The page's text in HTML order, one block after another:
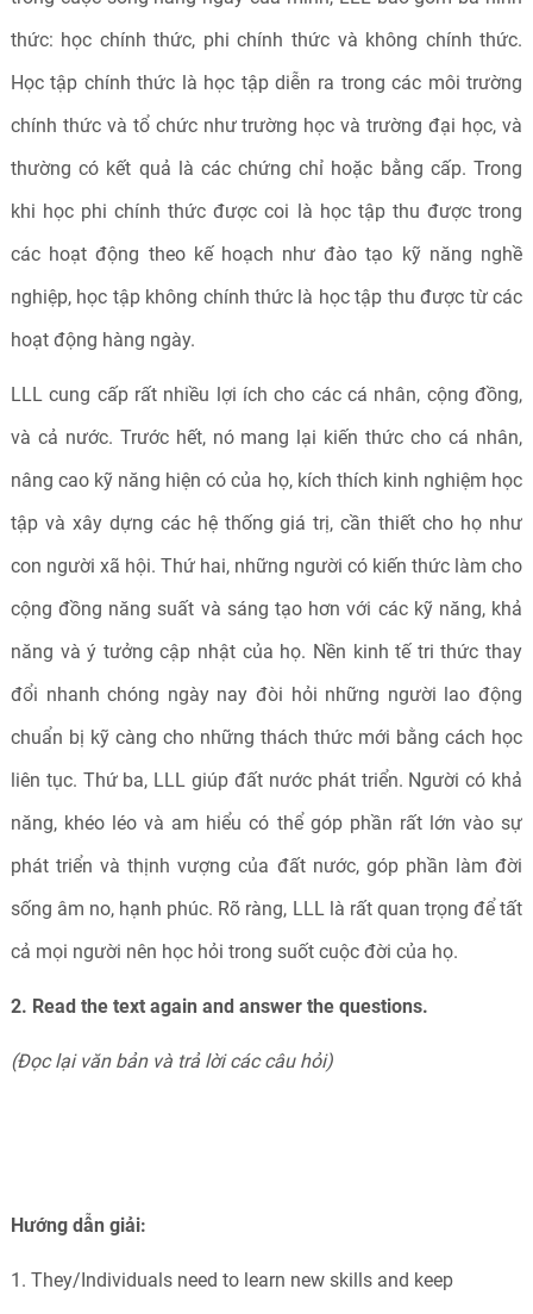
thức: học chính thức, phi chính thức và không chính thức.
Học tập chính thức là học tập diễn ra trong các môi trường
chính thức và tổ chức như trường học và trường đại học, và
thường có kết quả là các chứng chỉ hoặc bằng cấp. Trong
khi học phi chính thức được coi là học tập thu được trong
các hoạt động theo kế hoạch như đào tạo kỹ năng nghề
nghiệp, học tập không chính thức là học tập thu được từ các
hoạt động hàng ngày.
LLL cung cấp rất nhiều lợi ích cho các cá nhân, cộng đồng,
và cả nước. Trước hết, nó mang lại kiến thức cho cá nhân,
nâng cao kỹ năng hiện có của họ, kích thích kinh nghiệm học
tập và xây dựng các hệ thống giá trị, cần thiết cho họ như
con người xã hội. Thứ hai, những người có kiến thức làm cho
cộng đồng năng suất và sáng tạo hơn với các kỹ năng, khả
năng và ý tưởng cập nhật của họ. Nền kinh tế tri thức thay
đổi nhanh chóng ngày nay đòi hỏi những người lao động
chuẩn bị kỹ càng cho những thách thức mới bằng cách học
liên tục. Thứ ba, LLL giúp đất nước phát triển. Người có khả
năng, khéo léo và am hiểu có thể góp phần rất lớn vào sự
phát triển và thịnh vượng của đất nước, góp phần làm đời
sống âm no, hạnh phúc. Rõ ràng, LLL là rất quan trọng để tất
cả mọi người nên học hỏi trong suốt cuộc đời của họ.
2. Read the text again and answer the questions.
(Đọc lại văn bản và trả lời các câu hỏi)
Hướng dẫn giải:
1. They/Individuals need to learn new skills and keep